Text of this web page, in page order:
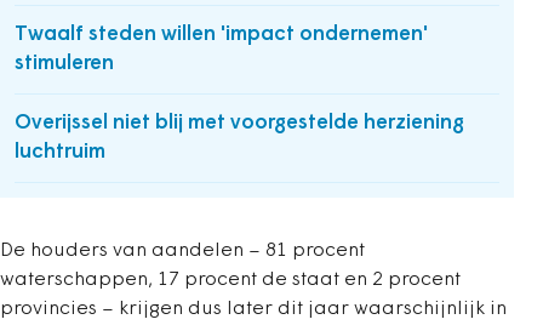
Twaalf steden willen 'impact ondernemen'
stimuleren
Overijssel niet blij met voorgestelde herziening
luchtruim
De houders van aandelen – 81 procent
waterschappen, 17 procent de staat en 2 procent
provincies – krijgen dus later dit jaar waarschijnlijk in